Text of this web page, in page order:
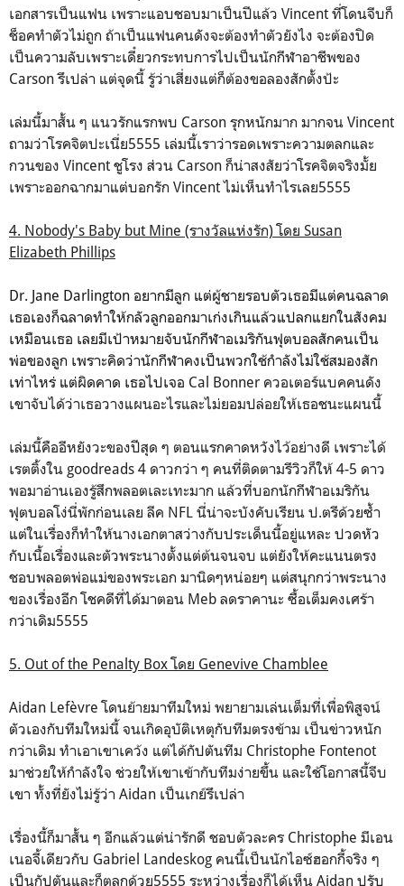
เอกสารเป็นแฟน เพราะแอบชอบมาเป็นปีแล้ว Vincent ที่โดนจีบก็
ช็อคทำตัวไม่ถูก ถ้าเป็นแฟนคนดังจะต้องทำตัวยังไง จะต้องปิด
เป็นความลับเพราะเดี๋ยวกระทบการไปเป็นนักกีฬาอาชีพของ
Carson รึเปล่า แต่จุดนี้ รู้ว่าเสี่ยงแต่ก็ต้องขอลองสักตั้งป้ะ
เล่มนี้มาสั้น ๆ แนวรักแรกพบ Carson รุกหนักมาก มากจน Vincent
ถามว่าโรคจิตปะเนี่ย5555 เล่มนี้เราว่ารอดเพราะความตลกและ
กวนของ Vincent ชูโรง ส่วน Carson ก็น่าสงสัยว่าโรคจิตจริงมั้ย
เพราะออกฉากมาแต่บอกรัก Vincent ไม่เห็นทำไรเลย5555
4. Nobody's Baby but Mine (รางวัลแห่งรัก) โดย Susan
Elizabeth Phillips
Dr. Jane Darlington อยากมีลูก แต่ผู้ชายรอบตัวเธอมีแต่คนฉลาด
เธอเองก็ฉลาดทำให้กลัวลูกออกมาเก่งเกินแล้วแปลกแยกในสังคม
เหมือนเธอ เลยมีเป้าหมายจับนักกีฬาอเมริกันฟุตบอลสักคนเป็น
พ่อของลูก เพราะคิดว่านักกีฬาคงเป็นพวกใช้กำลังไม่ใช้สมองสัก
เท่าไหร่ แต่ผิดคาด เธอไปเจอ Cal Bonner ควอเตอร์แบคคนดัง
เขาจับได้ว่าเธอวางแผนอะไรและไม่ยอมปล่อยให้เธอชนะแผนนี้
เล่มนี้คืออีหยังวะของปีสุด ๆ ตอนแรกคาดหวังไว้อย่างดี เพราะได้
เรตติ้งใน goodreads 4 ดาวกว่า ๆ คนที่ติดตามรีวิวก็ให้ 4-5 ดาว
พอมาอ่านเองรู้สึกพลอตเละเทะมาก แล้วที่บอกนักกีฬาอเมริกัน
ฟุตบอลโง่นี่พักก่อนเลย ลีค NFL นี่น่าจะบังคับเรียน ป.ตรีด้วยซ้ำ
แต่ในเรื่องก็ทำให้นางเอกตาสว่างกับประเด็นนี้อยู่แหละ ปวดหัว
กับเนื้อเรื่องและตัวพระนางตั้งแต่ต้นจนจบ แต่ยังให้คะแนนตรง
ชอบพลอตพ่อแม่ของพระเอก มานิดๆหน่อยๆ แต่สนุกกว่าพระนาง
ของเรื่องอีก โชคดีที่ได้มาตอน Meb ลดราคานะ ซื้อเต็มคงเศร้า
กว่าเดิม5555
5. Out of the Penalty Box โดย Genevive Chamblee
Aidan Lefèvre โดนย้ายมาทีมใหม่ พยายามเล่นเต็มที่เพื่อพิสูจน์
ตัวเองกับทีมใหม่นี้ จนเกิดอุบัติเหตุกับทีมตรงข้าม เป็นข่าวหนัก
กว่าเดิม ทำเอาเขาเคว้ง แต่ได้กัปตันทีม Christophe Fontenot
มาช่วยให้กำลังใจ ช่วยให้เขาเข้ากับทีมง่ายขึ้น และใช้โอกาสนี้จีบ
เขา ทั้งที่ยังไม่รู้ว่า Aidan เป็นเกย์รึเปล่า
เรื่องนี้ก็มาสั้น ๆ อีกแล้วแต่น่ารักดี ชอบตัวละคร Christophe มีเอน
เนอจี้เดียวกับ Gabriel Landeskog คนนี้เป็นนักไอซ์ฮอกกี้จริง ๆ
เป็นกัปตันและก็ตลกด้วย5555 ระหว่างเรื่องก็ได้เห็น Aidan ปรับ